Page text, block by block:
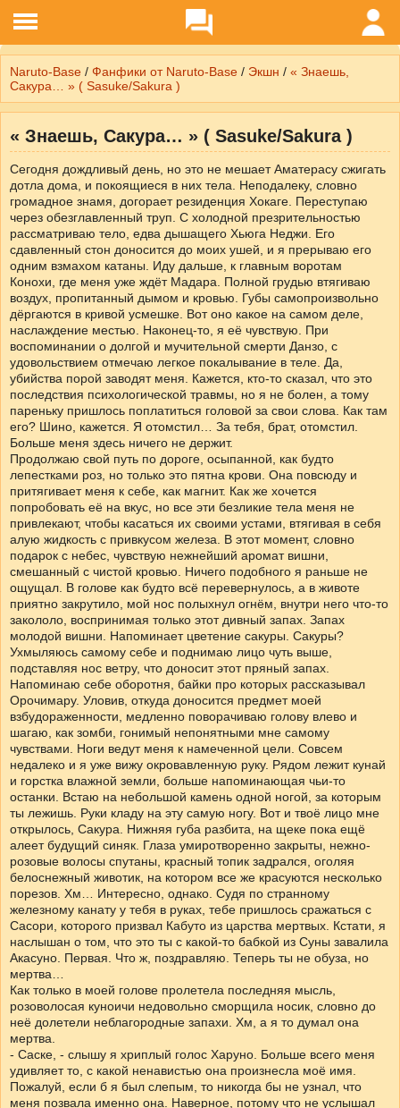
Naruto-Base / Фанфики от Naruto-Base / Экшн / « Знаешь,
Сакура… » ( Sasuke/Sakura )
« Знаешь, Сакура… » ( Sasuke/Sakura )
Сегодня дождливый день, но это не мешает Аматерасу сжигать
дотла дома, и покоящиеся в них тела. Неподалеку, словно
громадное знамя, догорает резиденция Хокаге. Переступаю
через обезглавленный труп. С холодной презрительностью
рассматриваю тело, едва дышащего Хьюга Неджи. Его
сдавленный стон доносится до моих ушей, и я прерываю его
одним взмахом катаны. Иду дальше, к главным воротам
Конохи, где меня уже ждёт Мадара. Полной грудью втягиваю
воздух, пропитанный дымом и кровью. Губы самопроизвольно
дёргаются в кривой усмешке. Вот оно какое на самом деле,
наслаждение местью. Наконец-то, я её чувствую. При
воспоминании о долгой и мучительной смерти Данзо, с
удовольствием отмечаю легкое покалывание в теле. Да,
убийства порой заводят меня. Кажется, кто-то сказал, что это
последствия психологической травмы, но я не болен, а тому
пареньку пришлось поплатиться головой за свои слова. Как там
его? Шино, кажется. Я отомстил… За тебя, брат, отомстил.
Больше меня здесь ничего не держит.
Продолжаю свой путь по дороге, осыпанной, как будто
лепестками роз, но только это пятна крови. Она повсюду и
притягивает меня к себе, как магнит. Как же хочется
попробовать её на вкус, но все эти безликие тела меня не
привлекают, чтобы касаться их своими устами, втягивая в себя
алую жидкость с привкусом железа. В этот момент, словно
подарок с небес, чувствую нежнейший аромат вишни,
смешанный с чистой кровью. Ничего подобного я раньше не
ощущал. В голове как будто всё перевернулось, а в животе
приятно закрутило, мой нос полыхнул огнём, внутри него что-то
закололо, воспринимая только этот дивный запах. Запах
молодой вишни. Напоминает цветение сакуры. Сакуры?
Ухмыляюсь самому себе и поднимаю лицо чуть выше,
подставляя нос ветру, что доносит этот пряный запах.
Напоминаю себе оборотня, байки про которых рассказывал
Орочимару. Уловив, откуда доносится предмет моей
взбудораженности, медленно поворачиваю голову влево и
шагаю, как зомби, гонимый непонятными мне самому
чувствами. Ноги ведут меня к намеченной цели. Совсем
недалеко и я уже вижу окровавленную руку. Рядом лежит кунай
и горстка влажной земли, больше напоминающая чьи-то
останки. Встаю на небольшой камень одной ногой, за которым
ты лежишь. Руки кладу на эту самую ногу. Вот и твоё лицо мне
открылось, Сакура. Нижняя губа разбита, на щеке пока ещё
алеет будущий синяк. Глаза умиротворенно закрыты, нежно-
розовые волосы спутаны, красный топик задрался, оголяя
белоснежный животик, на котором все же красуются несколько
порезов. Хм… Интересно, однако. Судя по странному
железному канату у тебя в руках, тебе пришлось сражаться с
Сасори, которого призвал Кабуто из царства мертвых. Кстати, я
наслышан о том, что это ты с какой-то бабкой из Суны завалила
Акасуно. Первая. Что ж, поздравляю. Теперь ты не обуза, но
мертва…
Как только в моей голове пролетела последняя мысль,
розоволосая куноичи недовольно сморщила носик, словно до
неё долетели неблагородные запахи. Хм, а я то думал она
мертва.
- Саске, - слышу я хриплый голос Харуно. Больше всего меня
удивляет то, с какой ненавистью она произнесла моё имя.
Пожалуй, если б я был слепым, то никогда бы не узнал, что
меня позвала именно она. Наверное, потому что не услышал